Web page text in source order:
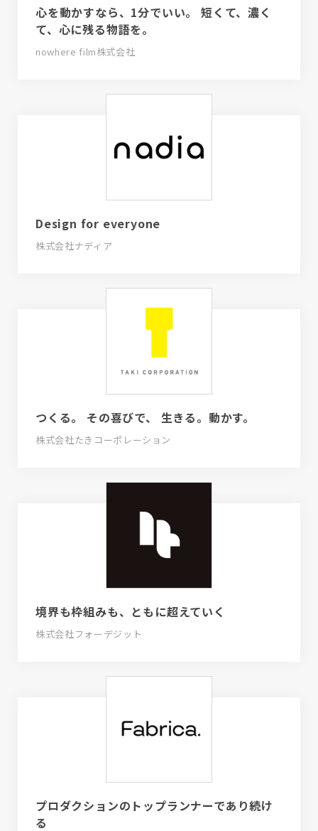
心を動かすなら、1分でいい。 短くて、濃く
て、心に残る物語を。
nowhere film株式会社
Design for everyone
株式会社ナディア
つくる。 その喜びで、 生きる。動かす。
株式会社たきコーポレーション
境界も枠組みも、ともに超えていく
株式会社フォーデジット
プロダクションのトップランナーであり続け
る